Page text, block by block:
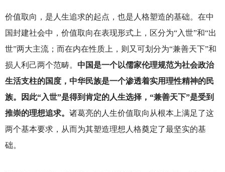
价值取向，是人生追求的起点，也是人格塑造的基础。在中
国封建社会中，价值取向在表现形式上，区分为“入世”和“出
世”两大主流；而在内在性质上，则又可划分为“兼善天下”和
损人利己两个范畴。 中国是一个以儒家伦理规范为社会政治
生活支柱的国度，中华民族是一个渗透着实用理性精神的民
族。因此“入世”是得到肯定的人生选择，“兼善天下”是受到
推崇的理想追求。 诸葛亮的人生价值取向从根本上满足了这
两个基本要求，从而为其塑造理想人格奠定了最坚实的基
础。